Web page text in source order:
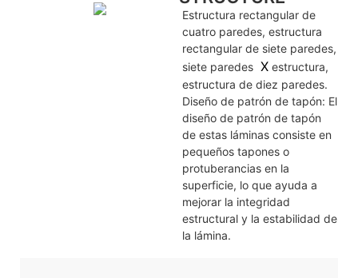
Estructura rectangular de
cuatro paredes, estructura
rectangular de siete paredes,
siete paredes X estructura,
estructura de diez paredes.
Diseño de patrón de tapón: El
diseño de patrón de tapón
de estas láminas consiste en
pequeños tapones o
protuberancias en la
superficie, lo que ayuda a
mejorar la integridad
estructural y la estabilidad de
la lámina.